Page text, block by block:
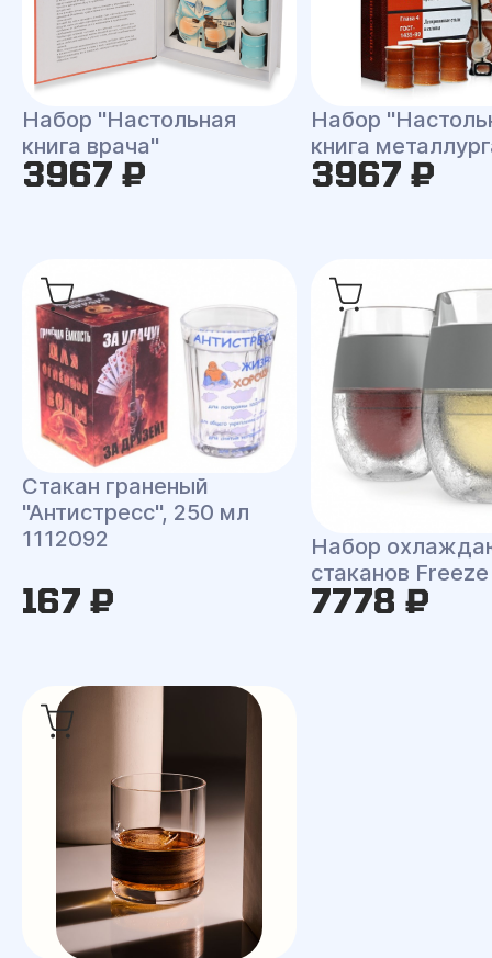
Набор "Настольная
книга врача"
3967 ₽
Набор
книга
3967 ₽
Стакан граненый
"Антистресс", 250 мл
1112092
167 ₽
Набор
стаканов Freeze
7778 ₽